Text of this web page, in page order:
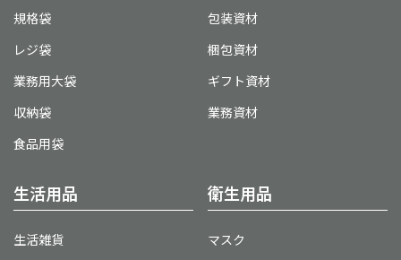
規格袋
レジ袋
業務用大袋
収納袋
食品用袋
包装資材
梱包資材
ギフト資材
業務資材
生活用品
生活雑貨
衛生用品
マスク